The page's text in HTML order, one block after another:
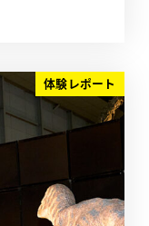
体験レポート